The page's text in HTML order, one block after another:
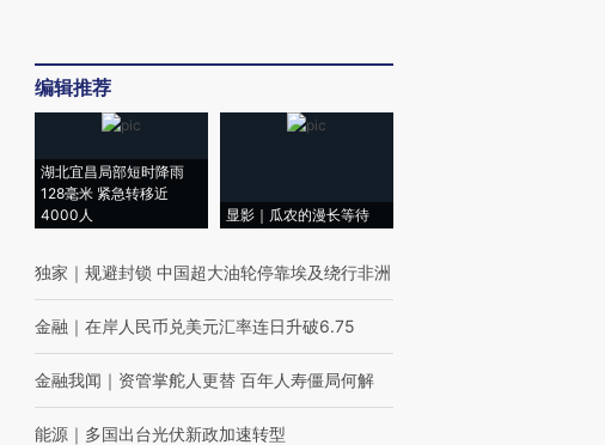
编辑推荐
湖北宜昌局部短时降雨
128毫米 紧急转移近
4000人
显影｜瓜农的漫长等待
独家 ｜ 规避封锁 中国超大油轮停靠埃及绕行非洲
金融 ｜ 在岸人民币兑美元汇率连日升破6.75
金融我闻 ｜ 资管掌舵人更替 百年人寿僵局何解
能源 ｜ 多国出台光伏新政加速转型